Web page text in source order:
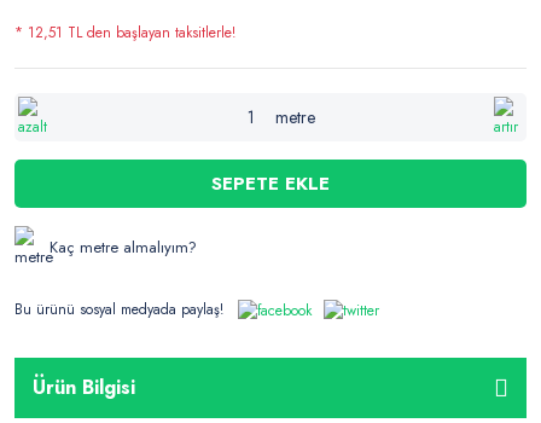
* 12,51 TL den başlayan taksitlerle!
metre
SEPETE EKLE
Kaç metre almalıyım?
Bu ürünü sosyal medyada paylaş!
Ürün Bilgisi